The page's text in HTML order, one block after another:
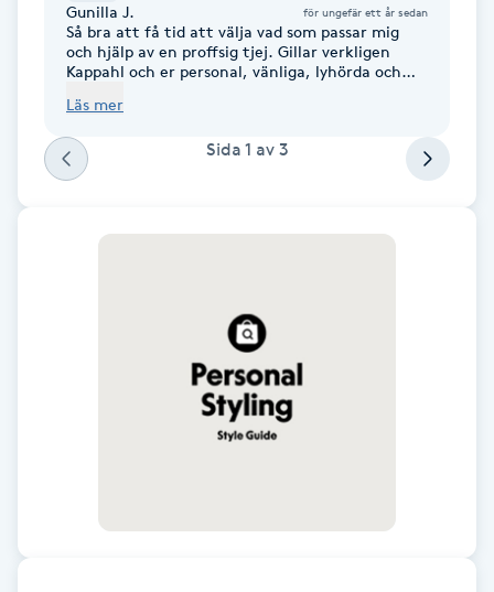
Color correction
Cryoterapi
Extensions borttagning
Gunilla J. för ungefär ett år sedan
Så bra att få tid att välja vad som passar mig
och hjälp av en proffsig tjej. Gillar verkligen
Kappahl och er personal, vänliga, lyhörda och
Läs mer
Sida 1 av 3